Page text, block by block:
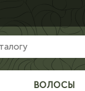
ВОЛОСЫ